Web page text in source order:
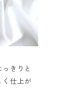
きりと
く仕上が